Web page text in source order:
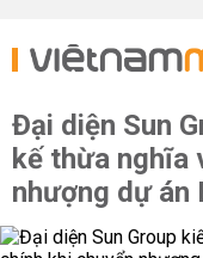
Đại diện Sun
kế thừa nghĩa
nhượng dự án